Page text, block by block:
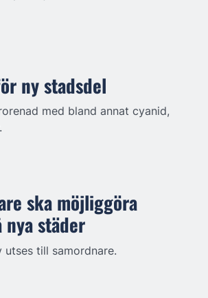
ny stadsdel
med bland annat cyanid,
ska möjliggöra
nya städer
utses till samordnare.